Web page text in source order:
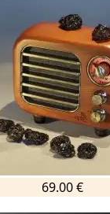
69.00 €